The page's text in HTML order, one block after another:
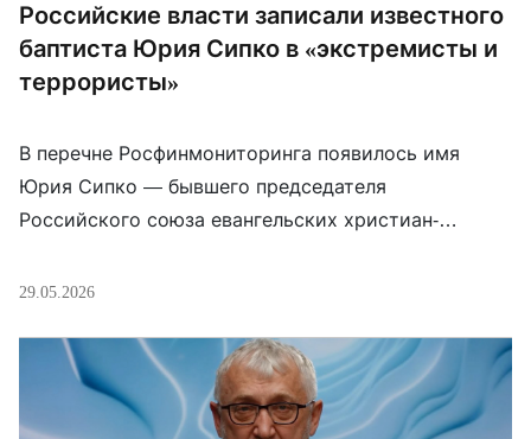
Российские власти записали известного
баптиста Юрия Сипко в «экстремисты и
террористы»
В перечне Росфинмониторинга появилось имя
Юрия Сипко — бывшего председателя
Российского союза евангельских христиан-
16668: «Сипко Юрий Кириллович, 28.02.1952 г. р., г.
заметных баптистских пасторов России. Он
возглавлял РС ЕХБ в 2002–2010 годах, был вице-
президентом Всемирного баптистского альянса и
29.05.2026